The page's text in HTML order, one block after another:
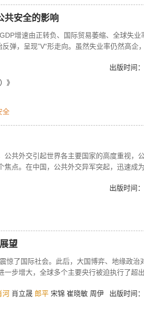
共安全的影响
增速由正转负、国际贸易萎缩、全球失业
弹，呈现”V“形走向。虽然失业率仍然高企
中国的抗疫措施更为有效，中国在国际贸
因而更加激烈。这使得中国所处的次生外部
。
出版时间
》
全
共外交引起世界各主要国家的高度重视，
点。在中国，公共外交异军突起，迅速成为
活动，而且许多地方建立了公共外交的民
。可以说，公共外交在中国被提到了前所未
资借鉴之处？公共外交到底能为中国带来什
公共外交有什么关系？本文拟就这些问题
出版时间
望
惊了国际社会。此后，大国博弈、地缘政治
步增大，全球多个主要央行被迫执行了超出
全球重大风险主要体现在以下几个方面：中
，热点地区政治对抗加剧，极端自然灾害频
出版时间
河 肖立晟 郎平 宋锦 崔晓敏 周伊